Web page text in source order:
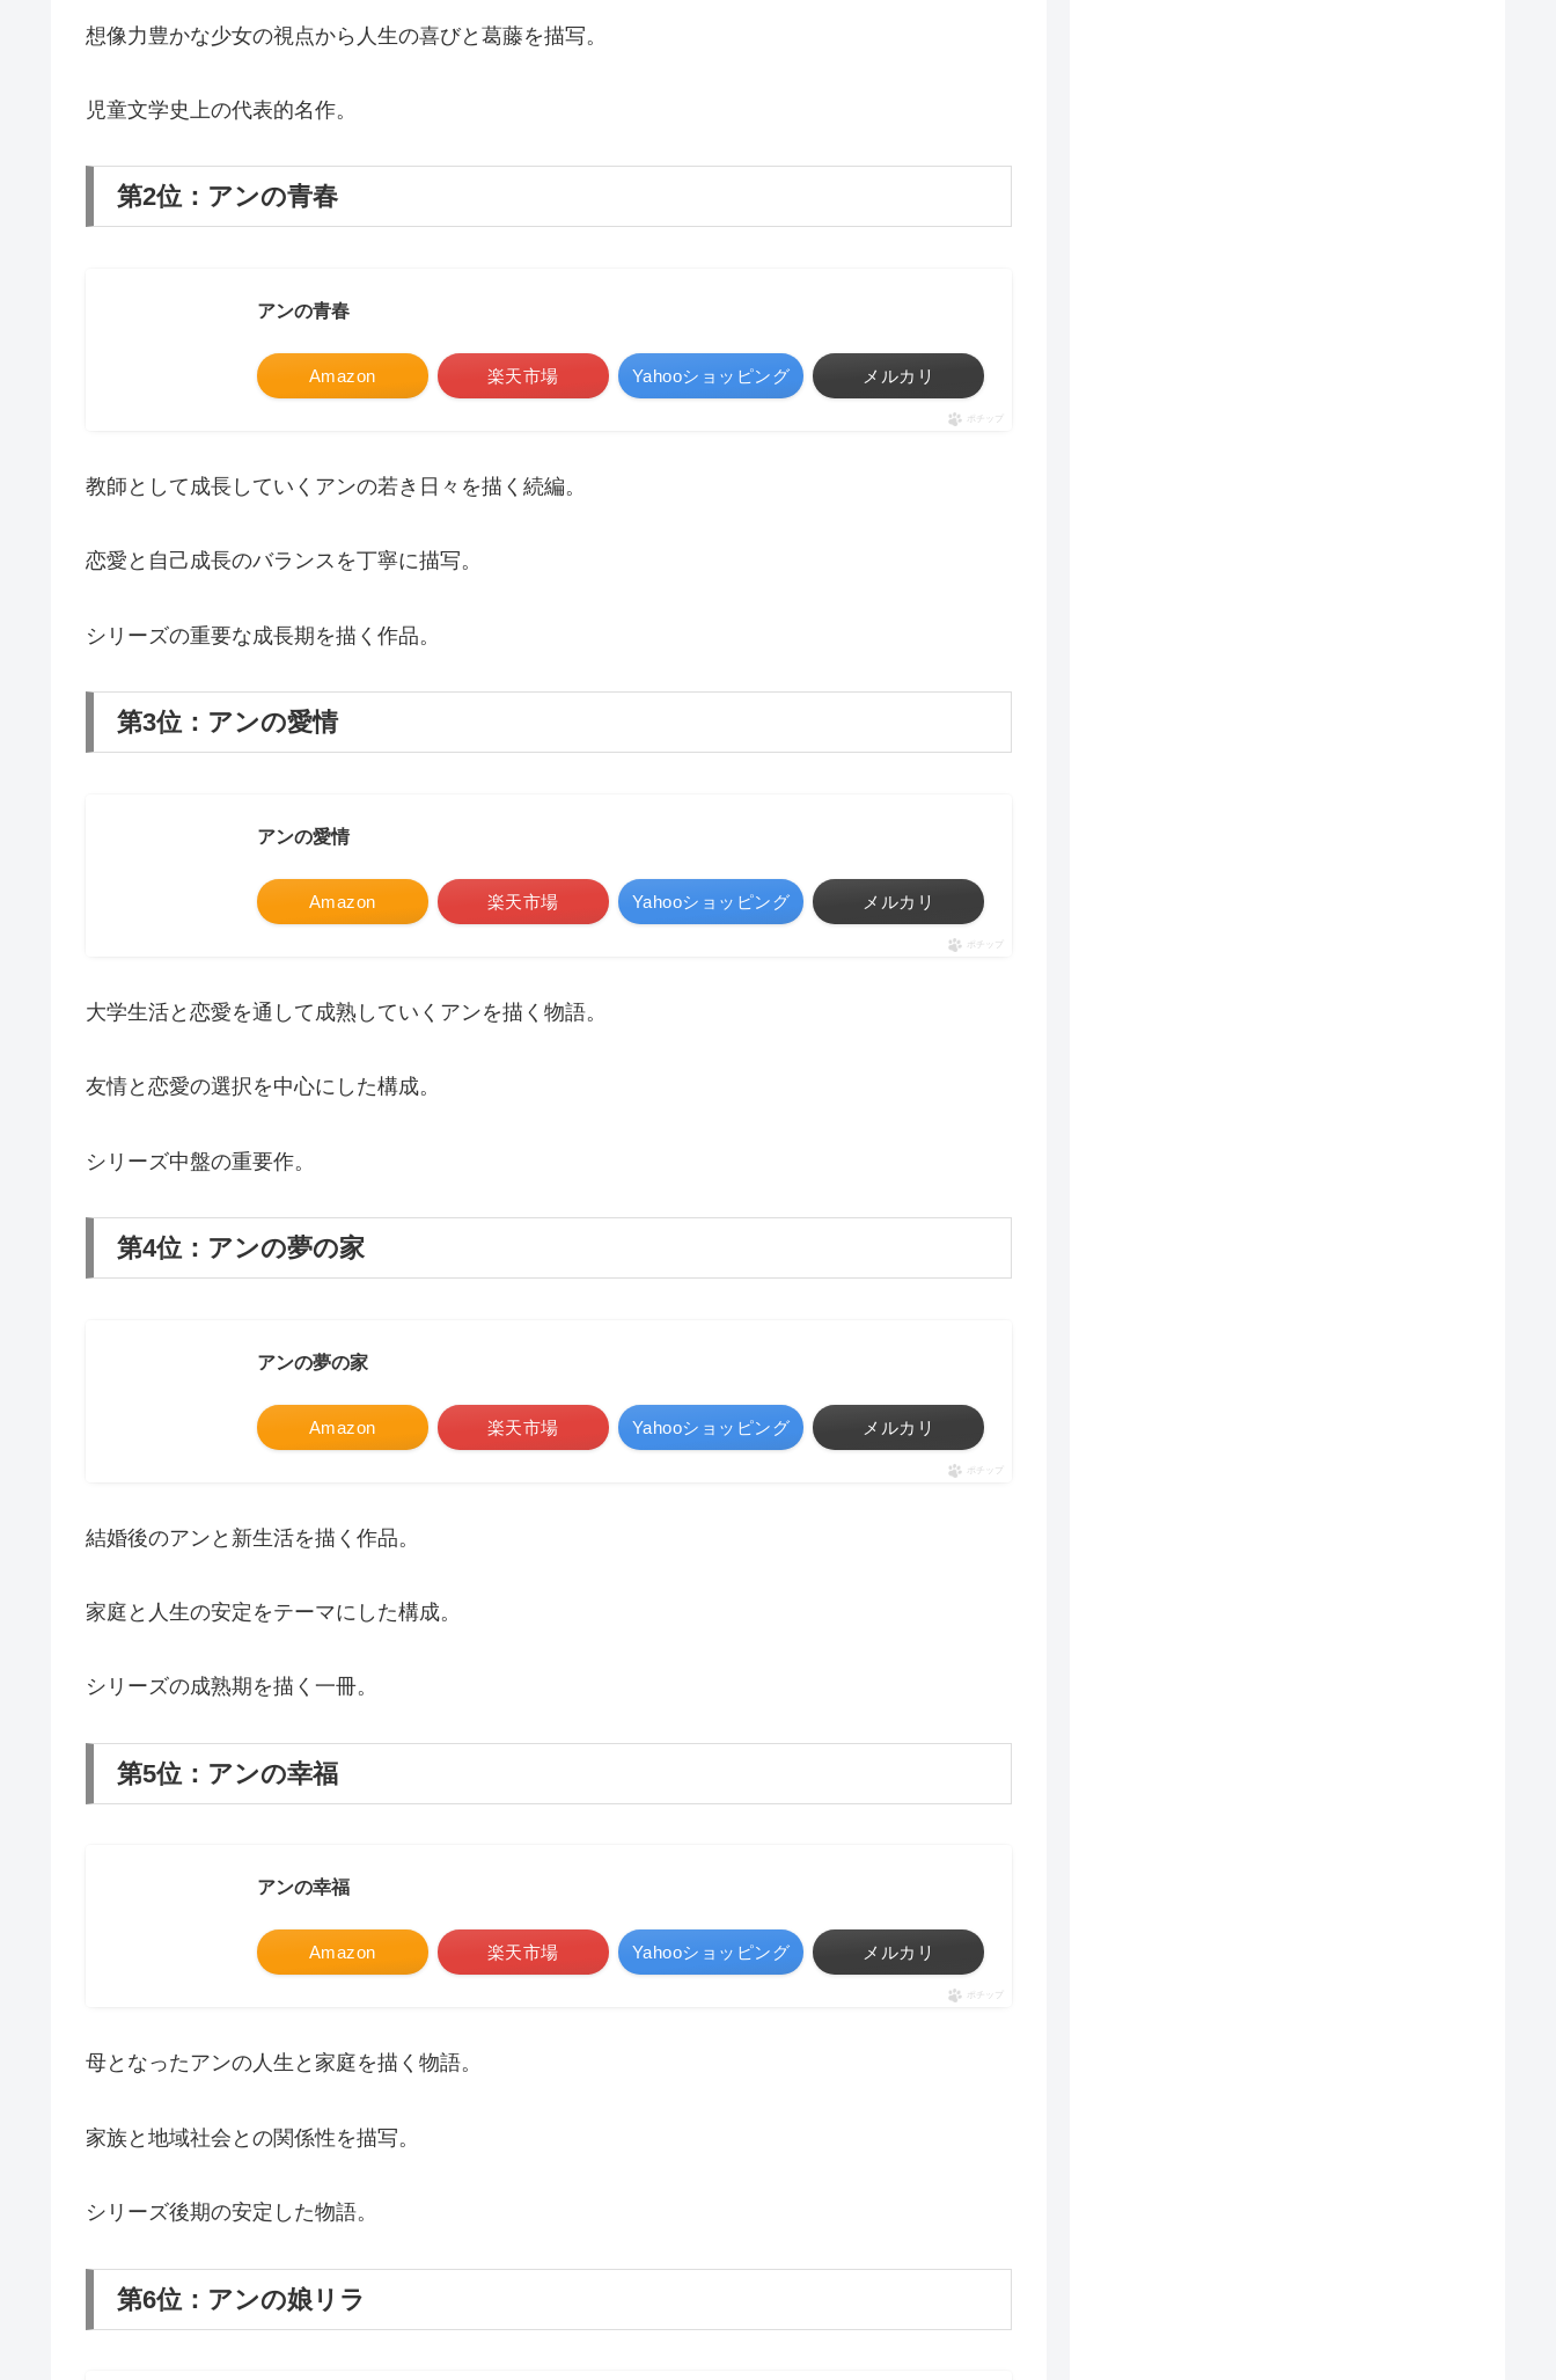
想像力豊かな少女の視点から人生の喜びと葛藤を描写。
児童文学史上の代表的名作。
第2位：アンの青春
アンの青春
Amazon 楽天市場 Yahooショッピング メルカリ
ポチップ
教師として成長していくアンの若き日々を描く続編。
恋愛と自己成長のバランスを丁寧に描写。
シリーズの重要な成長期を描く作品。
第3位：アンの愛情
アンの愛情
Amazon 楽天市場 Yahooショッピング メルカリ
ポチップ
大学生活と恋愛を通して成熟していくアンを描く物語。
友情と恋愛の選択を中心にした構成。
シリーズ中盤の重要作。
第4位：アンの夢の家
アンの夢の家
Amazon 楽天市場 Yahooショッピング メルカリ
ポチップ
結婚後のアンと新生活を描く作品。
家庭と人生の安定をテーマにした構成。
シリーズの成熟期を描く一冊。
第5位：アンの幸福
アンの幸福
Amazon 楽天市場 Yahooショッピング メルカリ
ポチップ
母となったアンの人生と家庭を描く物語。
家族と地域社会との関係性を描写。
シリーズ後期の安定した物語。
第6位：アンの娘リラ